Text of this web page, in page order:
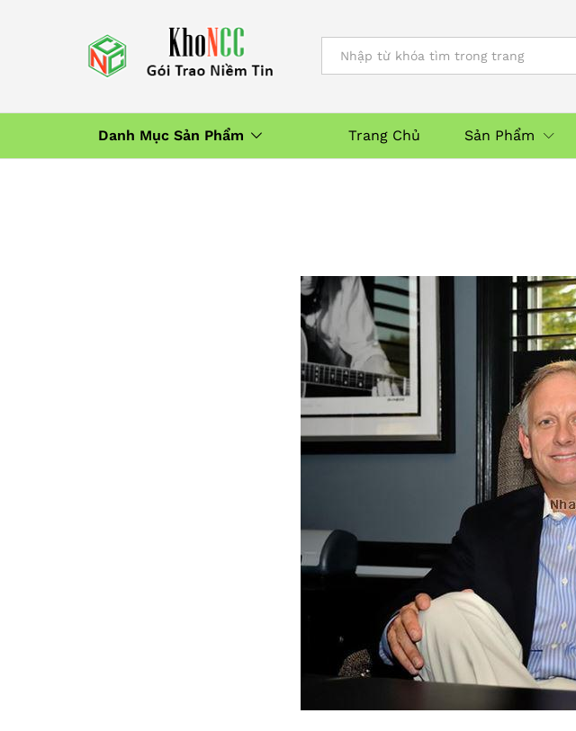
Danh Mục Sản Phẩm Trang Chủ Sản Phẩm